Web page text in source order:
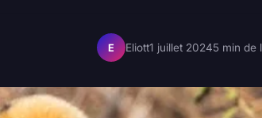
E Eliott1 juillet 20245 min de